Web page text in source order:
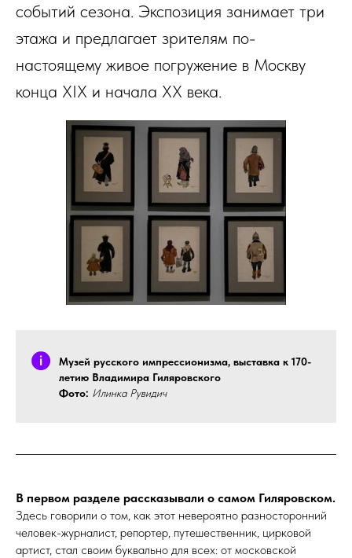
событий сезона. Экспозиция занимает три
этажа и предлагает зрителям по-
настоящему живое погружение в Москву
конца XIX и начала XX века.
Музей русского импрессионизма, выставка к 170-
летию Владимира Гиляровского
Фото: Илинка Рувидич
В первом разделе рассказывали о самом Гиляровском.
Здесь говорили о том, как этот невероятно разносторонний
человек-журналист, репортер, путешественник, цирковой
артист, стал своим буквально для всех: от московской